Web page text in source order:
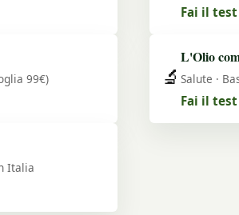
99€)
Italia
Fai il
🔬
L'Olio
Salute ·
Fai il